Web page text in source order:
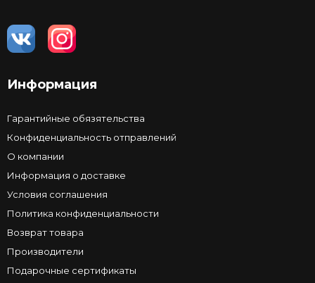
Информация
Гарантийные обязятельства
Конфиденциальность отправлений
О компании
Информация о доставке
Условия соглашения
Политика конфиденциальности
Возврат товара
Производители
Подарочные сертификаты